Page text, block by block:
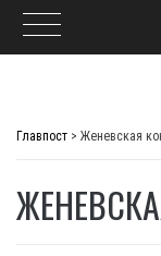
Главпост > Женевская